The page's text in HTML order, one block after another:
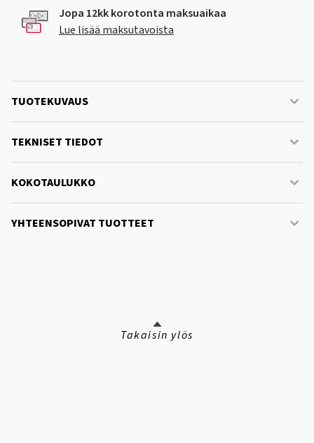
Jopa 12kk korotonta maksuaikaa
Lue lisää maksutavoista
TUOTEKUVAUS
TEKNISET TIEDOT
KOKOTAULUKKO
YHTEENSOPIVAT TUOTTEET
Takaisin ylös